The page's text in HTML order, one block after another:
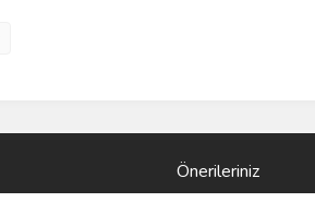
Önerileriniz